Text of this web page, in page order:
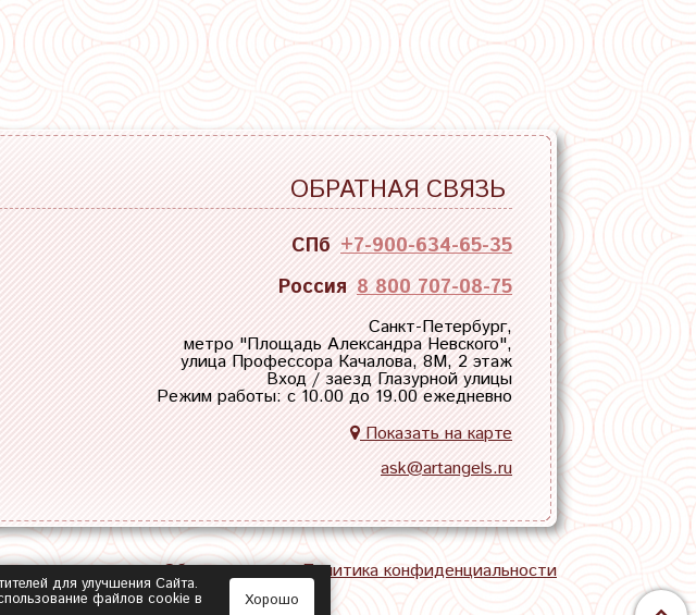
ОБРАТНАЯ СВЯЗЬ
СПб +7-900-634-65-35
Россия 8 800 707-08-75
Санкт-Петербург,
метро "Площадь Александра Невского",
улица Профессора Качалова, 8М, 2 этаж
Вход / заезд Глазурной улицы
Режим работы: с 10.00 до 19.00 ежедневно
Показать на карте
ask@artangels.ru
Обратная связь Политика конфиденциальности
для улучшения Сайта.
файлов cookie в Хорошо